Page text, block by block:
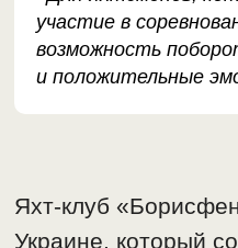
участие в
возможность
и положительные
Яхт-клуб
Украине, который